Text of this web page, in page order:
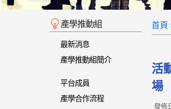
產學推動組
最新消息
產學推動組簡介
平台成員
產學合作流程
首頁
活
場
發佈